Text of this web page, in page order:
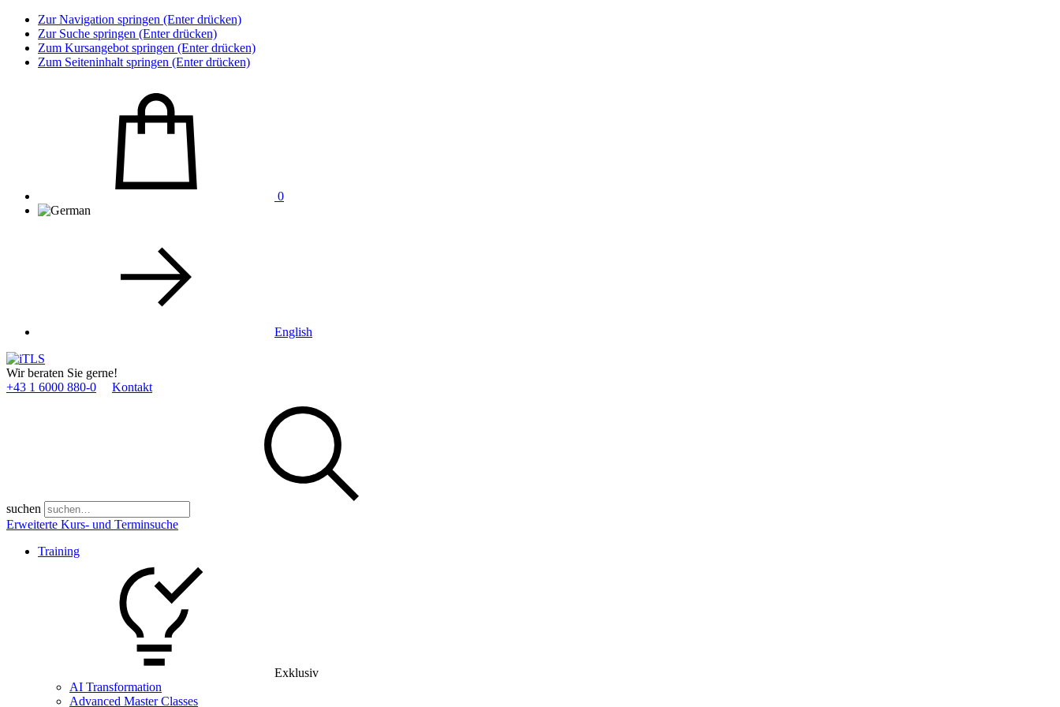
Zur Navigation springen (Enter drücken)
Zur Suche springen (Enter drücken)
Zum Kursangebot springen (Enter drücken)
Zum Seiteninhalt springen (Enter drücken)
0
English
Wir beraten Sie gerne!
+43 1 6000 880­-0
Kontakt
suchen
Erweiterte Kurs- und Terminsuche
Training
Exklusiv
AI Transformation
Advanced Master Classes